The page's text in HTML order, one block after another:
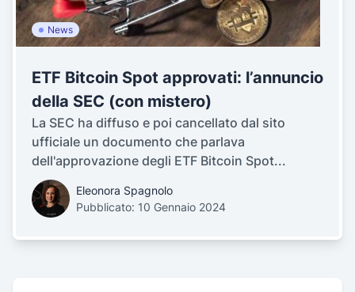
News
ETF Bitcoin Spot approvati: l’annuncio
della SEC (con mistero)
La SEC ha diffuso e poi cancellato dal sito
ufficiale un documento che parlava
dell'approvazione degli ETF Bitcoin Spot...
Eleonora Spagnolo
Pubblicato: 10 Gennaio 2024